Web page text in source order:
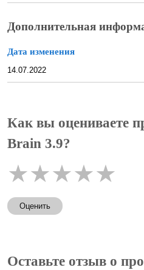
Дополнительная
Дата изменения
14.07.2022
Как вы оцениваете
Brain 3.9?
★★★★★
Оценить
Оставьте отзыв о